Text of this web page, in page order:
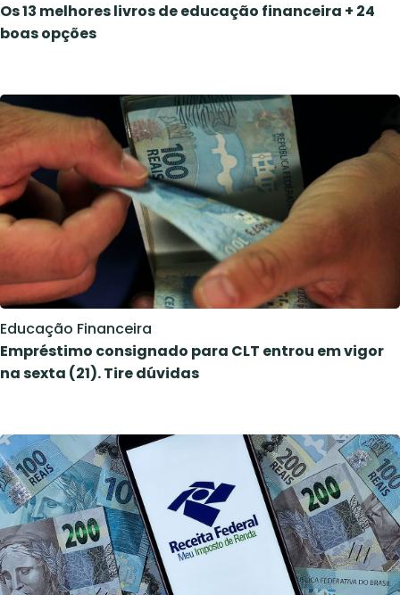
Os 13 melhores livros de educação financeira + 24
boas opções
Educação Financeira
Empréstimo consignado para CLT entrou em vigor
na sexta (21). Tire dúvidas